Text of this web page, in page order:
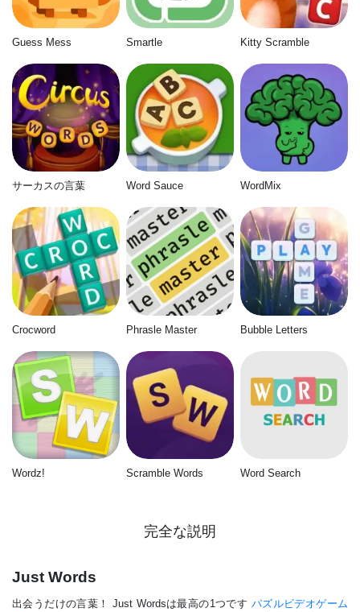
Guess Mess Smartle Kitty Scramble
サーカスの言葉 Word Sauce WordMix
Crocword Phrasle Master Bubble Letters
Wordz! Scramble Words Word Search
完全な説明
Just Words
出会うだけの言葉！ Just Wordsは最高の1つです パズルビデオゲーム